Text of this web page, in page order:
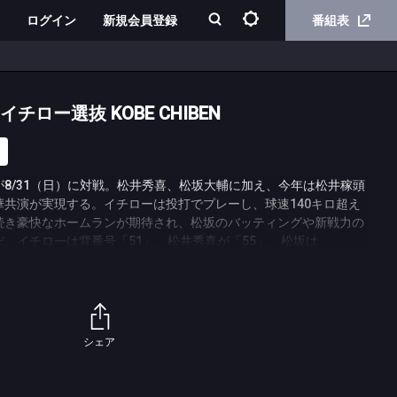
ログイン 新規会員登録 番組表
チロー選抜 KOBE CHIBEN
31（日）に対戦。松井秀喜、松坂大輔に加え、今年は松井稼頭
演が実現する。イチローは投打でプレーし、球速140キロ超え
豪快なホームランが期待され、松坂のバッティングや新戦力の
イチローは背番号「51」、松井秀喜が「55」、松坂は
シェア